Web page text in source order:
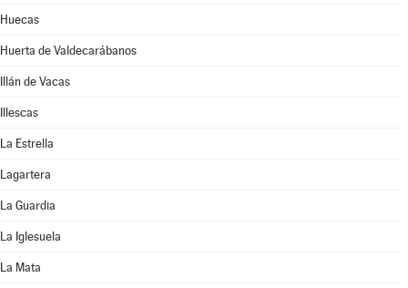
Huecas
Huerta de Valdecarábanos
Illán de Vacas
Illescas
La Estrella
Lagartera
La Guardia
La Iglesuela
La Mata